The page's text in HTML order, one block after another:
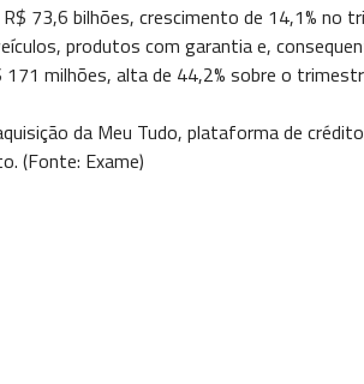
73,6 bilhões, crescimento de 14,1% no
produtos com garantia e,
milhões, alta de 44,2% sobre o
da Meu Tudo, plataforma de
(Fonte: Exame)